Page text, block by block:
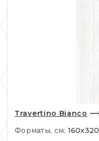
Travertino Bianco
Форматы, см: 160х320